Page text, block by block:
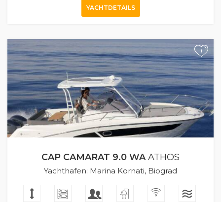
YACHTDETAILS
+
CAP CAMARAT 9.0 WAATHOS
Yachthafen: Marina Kornati, Biograd